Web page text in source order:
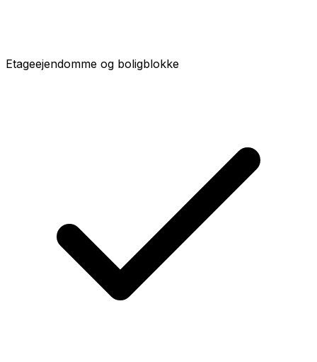
Etageejendomme og boligblokke